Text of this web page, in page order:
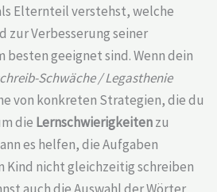
Elternteil verstehst, welche
zur Verbesserung seiner
besten geeignet sind. Wenn dein
Schwäche / Legasthenie
von konkreten Strategien, die du
die Lernschwierigkeitenzu
es helfen, die Aufgaben
nicht gleichzeitig schreiben